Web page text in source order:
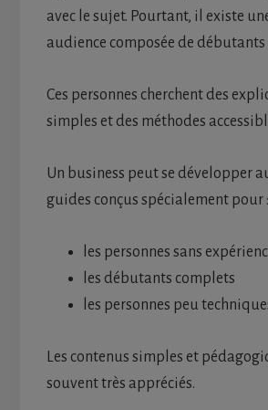
avec le sujet. Pourtant, il existe
audience composée de débutants
Ces personnes cherchent des
simples et des méthodes
Un business peut se développer
guides conçus spécialement pour :
les personnes sans
les débutants complets
les personnes peu
Les contenus simples et
souvent très appréciés.